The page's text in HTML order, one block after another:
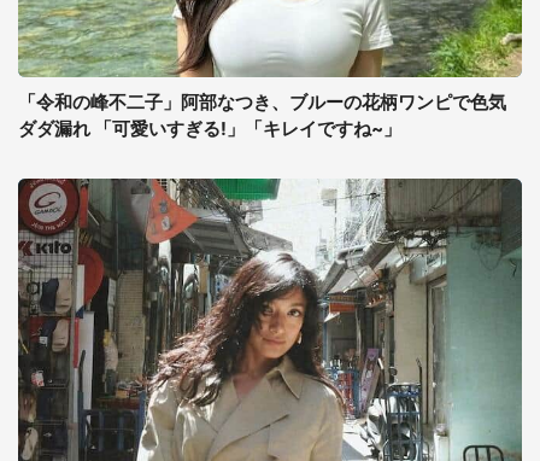
「令和の峰不二子」阿部なつき、ブルーの花柄ワンピで色気
ダダ漏れ 「可愛いすぎる!」「キレイですね~」